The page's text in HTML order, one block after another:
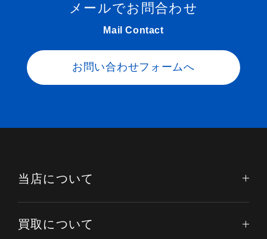
メールでお問合わせ
Mail Contact
お問い合わせフォームへ
当店について
買取について